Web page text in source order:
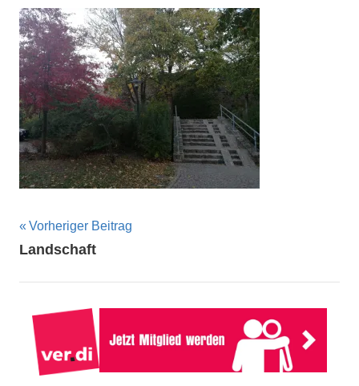
Beitragsnavigation
Vorheriger Beitrag
Landschaft